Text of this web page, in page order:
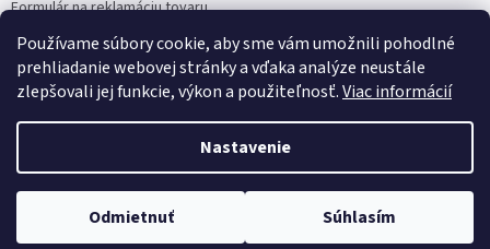
Používame súbory cookie, aby sme vám umožnili pohodlné
prehliadanie webovej stránky a vďaka analýze neustále
zlepšovali jej funkcie, výkon a použiteľnosť.Viac informácií
Nastavenie
Odmietnuť Súhlasím
Formulár na reklamáciu tovaru
Kontakty
Copyright 2026www.hygart.sk. Všetky práva vyhradené.Upraviť